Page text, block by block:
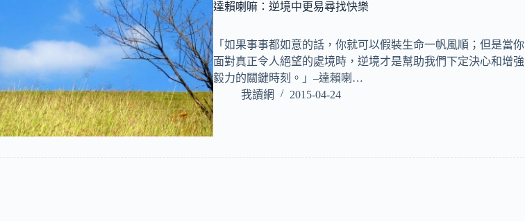
達賴喇嘛：逆境中更易尋找快樂
「如果事事都如意的話，你就可以假裝生命一帆風順；但是當你
面對真正令人絕望的處境時，逆境才是幫助我們下定決心和增強
毅力的關鍵時刻。」–達賴喇…
我讀網
2015-04-24